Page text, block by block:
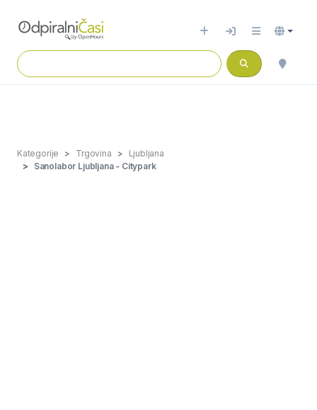
Kategorije Trgovina
Ljubljana
Sanolabor Ljubljana - Citypark